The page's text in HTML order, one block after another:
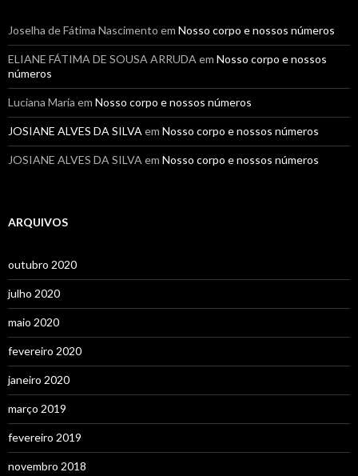
Joselha de Fátima Nascimento em Nosso corpo e nossos números
ELIANE FÁTIMA DE SOUSA ARRUDA em Nosso corpo e nossos
números
Luciana Maria em Nosso corpo e nossos números
JOSIANE ALVES DA SILVA em Nosso corpo e nossos números
JOSIANE ALVES DA SILVA em Nosso corpo e nossos números
ARQUIVOS
outubro 2020
julho 2020
maio 2020
fevereiro 2020
janeiro 2020
março 2019
fevereiro 2019
novembro 2018